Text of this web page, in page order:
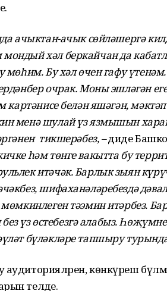
ачыктан-ачык сөйләшергә
хәл беркайчан да
мөһим. Бу хәл өчен гафу
очрак. Моны эшләгән
картәнисе белән яшәгән,
менә шулай үз язмышын
тикшерәбез, –диде
һәм төнге вакытта бу
итәчәк. Барлык зыян
шифаханәләребездә
тәэмин итәрбез.
үз өстебезгә алабыз. Һөҗүмне
бүләкләре тапшыру
көнкүреш
теләде.